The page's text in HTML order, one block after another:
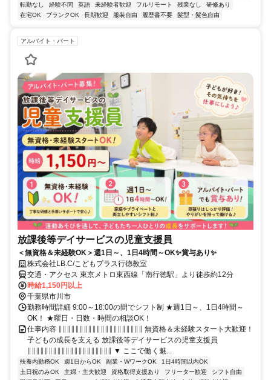
転勤なし
経験不問 英語 未経験者歓迎 フルリモート 残業なし
研修あり
在宅OK
ブランクOK 長期歓迎 服装自由 履歴書不要 髪型・髪色自由
アルバイト・パート
放課後等デイサービスの児童支援員
＜無資格＆未経験OK＞週1日～、1日4時間～OK✨賞与あり✨
株式会社LB.C/こどもプラス行徳教室
交通・アクセス 東京メトロ東西線「南行徳駅」より徒歩約12分
時給1,150円以上
千葉県市川市
勤務時間詳細 9:00～18:00の間でシフト制 ★週1日～、1日4時間～
OK！ ★曜日・日数・時間の相談OK！
仕事内容 ∥∥∥∥∥∥∥∥∥∥∥∥∥∥∥∥∥∥∥∥ 無資格＆未経験スタート大歓迎！
子どもの成長を支える 放課後等デイサービスの児童支援員
∥∥∥∥∥∥∥∥∥∥∥∥∥∥∥∥∥∥∥∥ ▼ ここで働く魅...
扶養内勤務OK 週1日からOK 副業・WワークOK
1日4時間以内OK
土日祝のみOK
主婦・主夫歓迎 資格取得支援あり フリーター歓迎
シフト自由